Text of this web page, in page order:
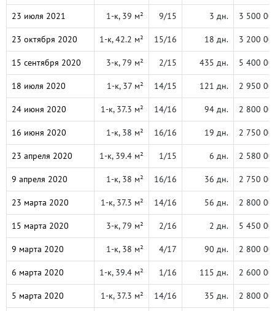
23 июля 2021 1-к, 39 м² 9/15 3 дн. 3 500
23 октября 2020 1-к, 42.2 м² 15/16 18 дн. 3 200
15 сентября 2020 3-к, 79 м² 2/15 435 дн. 5 400
18 июля 2020 1-к, 37 м² 14/15 121 дн. 2 950
24 июня 2020 1-к, 37.3 м² 14/16 94 дн. 2 800
16 июня 2020 1-к, 38 м² 16/16 19 дн. 2 750
23 апреля 2020 1-к, 39.4 м² 1/15 6 дн. 2 580
9 апреля 2020 1-к, 38 м² 16/16 36 дн. 2 750
23 марта 2020 1-к, 37.3 м² 14/16 56 дн. 2 800
15 марта 2020 3-к, 79 м² 2/16 2 дн. 5 450
9 марта 2020 1-к, 38 м² 4/17 90 дн. 2 800
6 марта 2020 1-к, 39.4 м² 1/16 115 дн. 2 600
5 марта 2020 1-к, 37.3 м² 14/16 35 дн. 2 800